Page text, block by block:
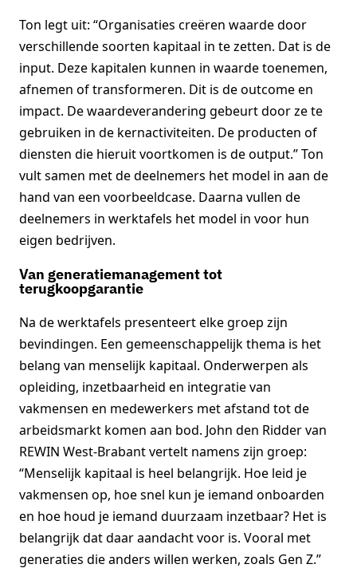
Ton legt uit: “Organisaties creëren waarde door
verschillende soorten kapitaal in te zetten. Dat is de
input. Deze kapitalen kunnen in waarde toenemen,
afnemen of transformeren. Dit is de outcome en
impact. De waardeverandering gebeurt door ze te
gebruiken in de kernactiviteiten. De producten of
diensten die hieruit voortkomen is de output.” Ton
vult samen met de deelnemers het model in aan de
hand van een voorbeeldcase. Daarna vullen de
deelnemers in werktafels het model in voor hun
eigen bedrijven.
Van generatiemanagement tot
terugkoopgarantie
Na de werktafels presenteert elke groep zijn
bevindingen. Een gemeenschappelijk thema is het
belang van menselijk kapitaal. Onderwerpen als
opleiding, inzetbaarheid en integratie van
vakmensen en medewerkers met afstand tot de
arbeidsmarkt komen aan bod. John den Ridder van
REWIN West-Brabant vertelt namens zijn groep:
“Menselijk kapitaal is heel belangrijk. Hoe leid je
vakmensen op, hoe snel kun je iemand onboarden
en hoe houd je iemand duurzaam inzetbaar? Het is
belangrijk dat daar aandacht voor is. Vooral met
generaties die anders willen werken, zoals Gen Z.”